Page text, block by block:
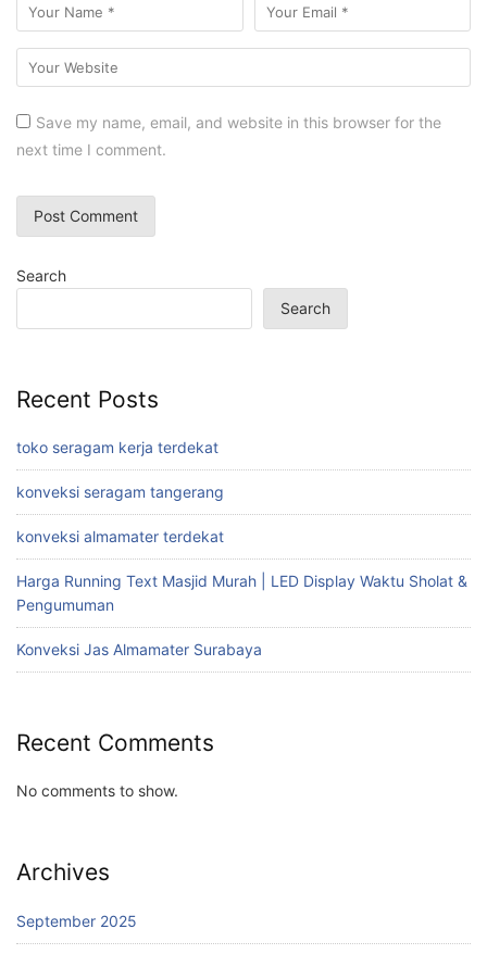
Save my name, email, and website in this browser for the
next time I comment.
Search
Search
Recent Posts
toko seragam kerja terdekat
konveksi seragam tangerang
konveksi almamater terdekat
Harga Running Text Masjid Murah | LED Display Waktu Sholat &
Pengumuman
Konveksi Jas Almamater Surabaya
Recent Comments
No comments to show.
Archives
September 2025